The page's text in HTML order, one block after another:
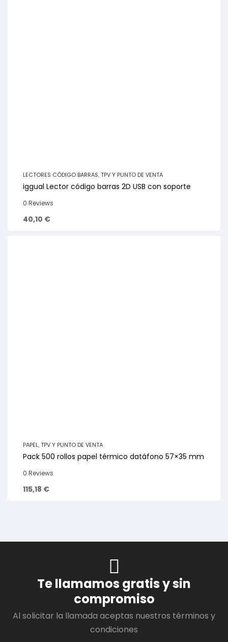
LECTORES CÓDIGO BARRAS,TPV Y PUNTO DE VENTA
iggual Lector código barras 2D USB con soporte
0 Reviews
40,10 €
PAPEL,TPV Y PUNTO DE VENTA
Pack 500 rollos papel térmico datáfono 57×35 mm
0 Reviews
115,18 €
Te llamamos gratis y sin
compromiso
Al solicitar la llamada aceptas nuestros términos y
condiciones